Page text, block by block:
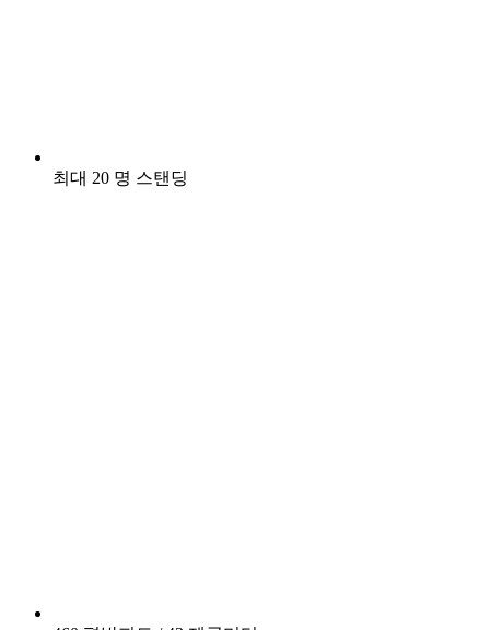
최대 20 명 스탠딩